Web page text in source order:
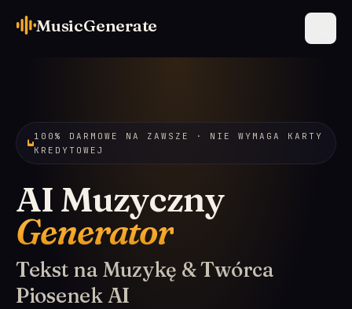
MusicGenerate
100% DARMOWE NA ZAWSZE · NIE WYMAGA KARTY
KREDYTOWEJ
AI Muzyczny
Generator
Tekst na Muzykę & Twórca
Piosenek AI